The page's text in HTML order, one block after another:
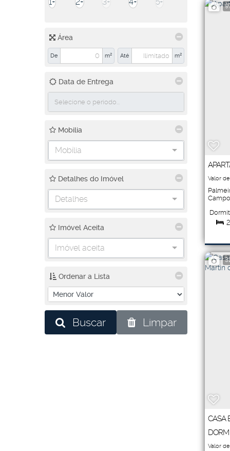
Loteamento Industrial Água Preta (1)
Jardim Independência (1)
Área
De m² Até m²
Data de Entrega
Mobilia
Mobília
Detalhes do Imóvel
Detalhes
Imóvel Aceita
Imóvel aceita
Ordenar a Lista
Buscar Limpar
Valor
2
~
CASA
Valor